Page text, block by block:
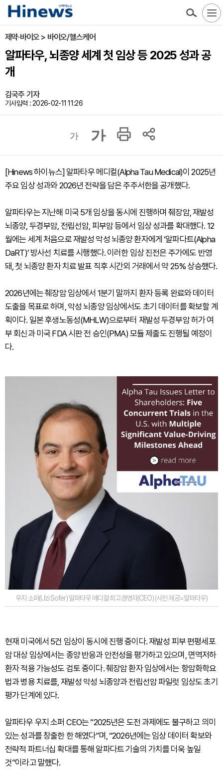
제약·바이오 > 바이오/헬스케어
알파타우, 뇌종양 세계 첫 임상 등 2025 성과 공
개
김국주 기자
기사입력 : 2026-02-11 11:26
가 가
[Hinews 하이뉴스] 알파타우 메디컬(Alpha Tau Medical)이 2025년
주요 임상 성과와 2026년 전략을 담은 주주서한을 공개했다.
알파타우는 지난해 미국 5개 임상을 동시에 진행하며 췌장암, 재발성
뇌종양, 두경부암, 전립선암, 피부암 등에서 임상 성과를 확대했다. 12
월에는 세계 처음으로 재발성 악성 뇌종양 환자에게 ‘알파다트(Alpha
DaRT)’ 방사선 치료를 시행했다. 이러한 임상 진전은 주가에도 반영
돼, 첫 뇌종양 환자 치료 발표 직후 시간외 거래에서 약 25% 상승했다.
2026년에는 췌장암 임상에서 1분기 말까지 환자 등록 완료와 데이터
도출을 목표로 하며, 악성 뇌종양 임상에서도 초기 데이터를 확보할 계
획이다. 일본 후생노동성(MHLW)으로부터 재발성 두경부암 허가 여
부 회신과 미국 FDA 시판 전 승인(PMA) 모듈 제출도 진행될 예정이
다.
우지 소퍼(Uzi Sofer) 알파타우 메디컬 최고경영자(CEO) (사진 제공=알파타우)
현재 미국에서 5건 임상이 동시에 진행 중이다. 재발성 피부 편평세포
암 대상 임상에서는 종양 반응과 안전성을 평가하고 있으며, 면역저하
환자 적용 가능성도 검토 중이다. 췌장암 환자 임상에서는 항암화학요
법과 병용 치료를, 재발성 악성 뇌종양과 전립선암 파일럿 임상도 초기
평가 단계에 있다.
알파타우 우지 소퍼 CEO는 “2025년은 도전 과제에도 불구하고 의미
있는 성과를 창출한 한 해였다”며, “2026년에는 임상 데이터 확보와
전략적 파트너십 확대를 통해 알파다트 기술의 가치를 더욱 높일
것”이라고 말했다.